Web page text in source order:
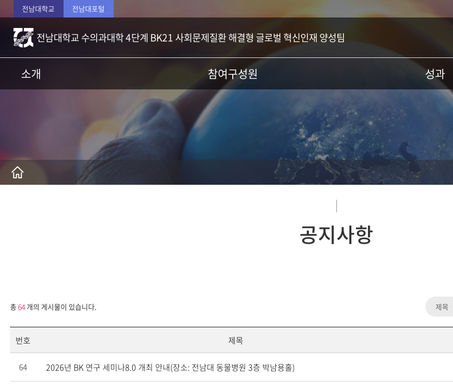
전남대학교 전남대포털
전남대학교 수의과대학 4단계 BK21 사회문제질환 해결형 글로벌 혁신인재 양성팀
소개
찾아오시는 길
참여구성원
교수
행정
신진연구인력
성과
학술대회
국제활동
산학협력
공지사항
총 64 개의 게시물이 있습니다.
번호 제목
64 2026년 BK 연구 세미나8.0 개최 안내(장소: 전남대 동물병원 3층 박남용홀)